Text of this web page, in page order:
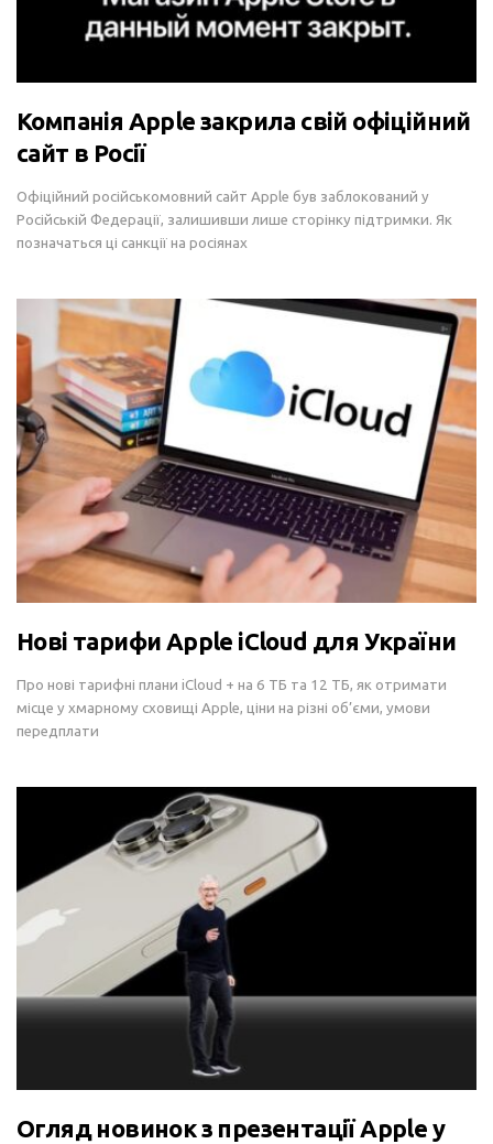
Компанія Apple закрила свій офіційний
сайт в Росії
Офіційний російськомовний сайт Apple був заблокований у
Російській Федерації, залишивши лише сторінку підтримки. Як
позначаться ці санкції на росіянах
Нові тарифи Apple iCloud для України
Про нові тарифні плани iCloud + на 6 ТБ та 12 ТБ, як отримати
місце у хмарному сховищі Apple, ціни на різні об’єми, умови
передплати
Огляд новинок з презентації Apple у